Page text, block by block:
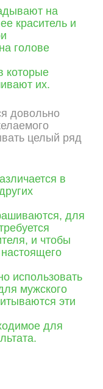
на
краситель и
голове
которые
их.
довольно
целый ряд
в
для
и чтобы
использовать
мужского
эти
для